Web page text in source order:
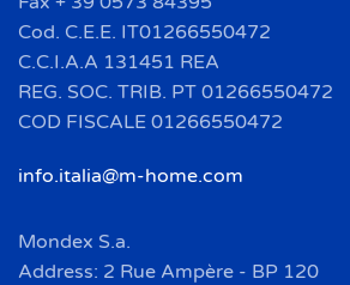
Cod. C.E.E. IT01266550472
C.C.I.A.A 131451 REA
REG. SOC. TRIB. PT 01266550472
COD FISCALE 01266550472
info.italia@m-home.com
Mondex S.a.
Address: 2 Rue Ampère - BP 120